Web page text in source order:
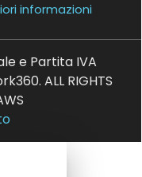
informazioni
e Partita IVA
ALL RIGHTS